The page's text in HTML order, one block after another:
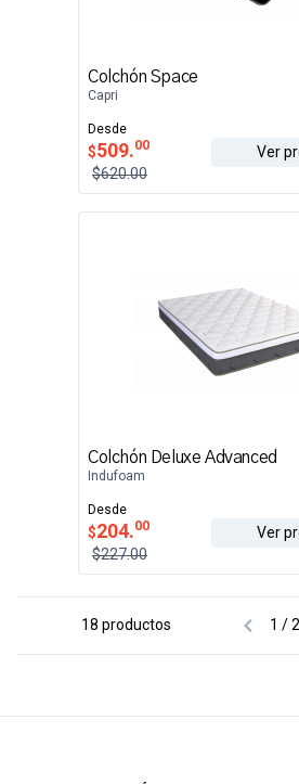
Colchón Space
Capri
Desde
$509.00
$620.00
Ver
Colchón Deluxe Advanced
Indufoam
Desde
$204.00
$227.00
Ver
18 productos 1 / 2